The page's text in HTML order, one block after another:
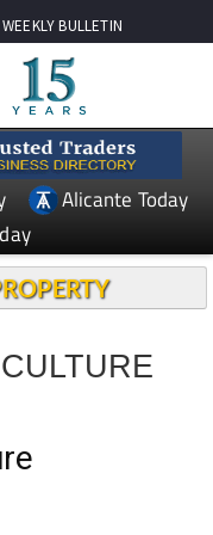
WEEKLY BULLETIN
Alicante Today